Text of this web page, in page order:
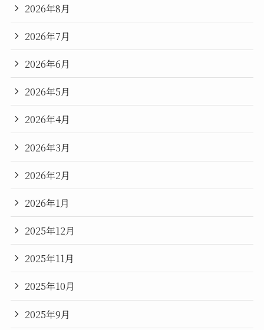
2026年8月
2026年7月
2026年6月
2026年5月
2026年4月
2026年3月
2026年2月
2026年1月
2025年12月
2025年11月
2025年10月
2025年9月